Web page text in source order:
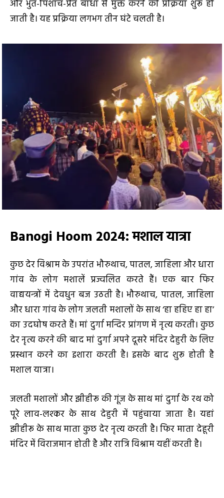
और भुत-पिशाच-प्रेत बाधा से मुक्त करने की प्रक्रिया शुरू हो
जाती है। यह प्रक्रिया लगभग तीन घंटे चलती है।
Banogi Hoom 2024:मशाल यात्रा
कुछ देर विश्राम के उपरांत भौरुथाच, पातल, जाहिला और धारा
गांव के लोग मशालें प्रज्वलित करते हैं। एक बार फिर
वाद्ययन्त्रों में देवधुन बज उठती है। भौरुथाच, पातल, जाहिला
और धारा गांव के लोग जलती मशालों के साथ ‘हा हहिए हा हा’
का उदघोष करते हैं। मां दुर्गा मन्दिर प्रांगण में नृत्य करती। कुछ
देर नृत्य करने की बाद मां दुर्गा अपने दूसरे मंदिर देहुरी के लिए
प्रस्थान करने का इशारा करती है। इसके बाद शुरू होती है
मशाल यात्रा।
जलती मशालों और झीहीरू की गूंज के साथ मां दुर्गा के रथ को
पूरे लाव-लश्कर के साथ देहुरी में पहुंचाया जाता है। यहां
झीहीरू के साथ माता कुछ देर नृत्य करती है। फिर माता देहूरी
मंदिर में विराजमान होती है और रात्रि विश्राम यहीं करती है।